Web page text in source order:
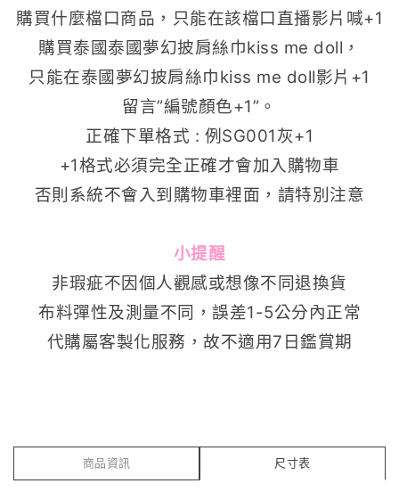
購買什麼檔口商品，只能在該檔口直播影片喊+1
購買泰國泰國夢幻披肩絲巾kiss me doll ，
只能在泰國夢幻披肩絲巾kiss me doll影片+1
留言”編號顏色+1”。
正確下單格式 : 例SG001灰+1
+1格式必須完全正確才會加入購物車
否則系統不會入到購物車裡面，請特別注意
小提醒
非瑕疵不因個人觀感或想像不同退換貨
布料彈性及測量不同，誤差1-5公分內正常
代購屬客製化服務，故不適用7日鑑賞期
商品資訊 尺寸表